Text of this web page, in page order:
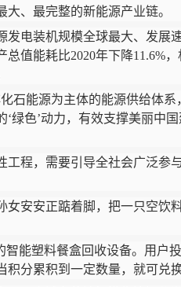
、最完整的新能源产业链。
电装机规模全球最大、发展
值能耗比2020年下降11.6%
能源为主体的能源供给体系
绿色’动力，有效支撑美丽中
程，需要引导全社会广泛参与
安安正踮着脚，把一只空饮料
塑料餐盒回收设备。用户投
分累积到一定数量，就可兑换